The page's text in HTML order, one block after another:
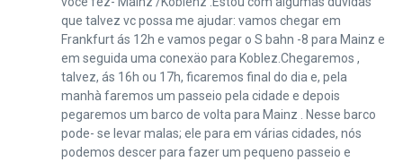
que talvez vc possa me ajudar: vamos chegar em
Frankfurt ás 12h e vamos pegar o S bahn -8 para Mainz e
em seguida uma conexäo para Koblez.Chegaremos ,
talvez, ás 16h ou 17h, ficaremos final do dia e, pela
manhà faremos um passeio pela cidade e depois
pegaremos um barco de volta para Mainz . Nesse barco
pode- se levar malas; ele para em várias cidades, nós
podemos descer para fazer um pequeno passeio e